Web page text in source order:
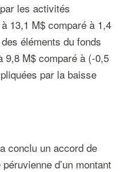
les activités
13,1 M$ comparé à 1,4
éléments du fonds
9,8 M$ comparé à (-0,5
par la baisse
conclu un accord de
d’un montant